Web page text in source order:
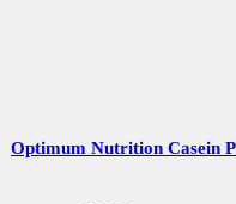
Optimum Nutrition Casein